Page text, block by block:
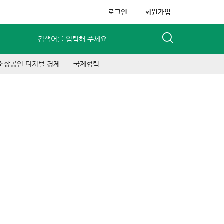
로그인 회원가입
검색어를 입력해 주세요
상공인 디지털 경제 국제협력